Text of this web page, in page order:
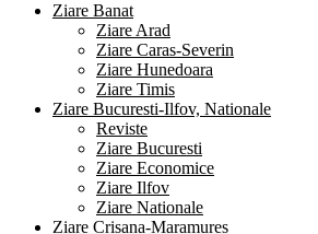
Ziare Banat
Ziare Arad
Ziare Caras-Severin
Ziare Hunedoara
Ziare Timis
Ziare Bucuresti-Ilfov, Nationale
Reviste
Ziare Bucuresti
Ziare Economice
Ziare Ilfov
Ziare Nationale
Ziare Crisana-Maramures